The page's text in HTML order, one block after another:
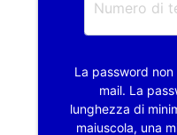
La password
mail. La
lunghezza di
maiuscola, una